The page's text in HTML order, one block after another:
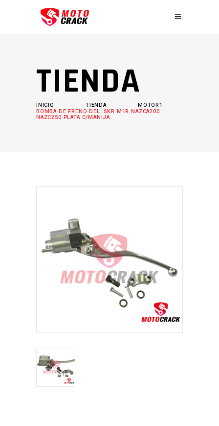
TIENDA
INICIO TIENDA MOTOR1
BOMBA DE FRENO DEL. SKR M1R NAZCA200
NAZC250 PLATA C/MANIJA